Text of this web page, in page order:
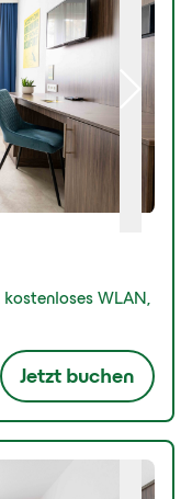
WLAN,
Jetzt buchen